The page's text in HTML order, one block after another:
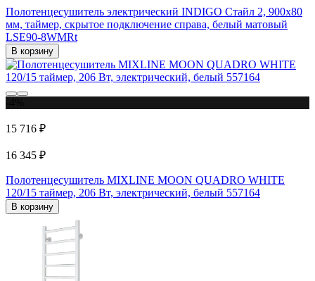
Полотенцесушитель электрический INDIGO Стайл 2, 900x80
мм, таймер, скрытое подключение справа, белый матовый
LSE90-8WMRt
В корзину
15 716 ₽
16 345 ₽
Полотенцесушитель MIXLINE MOON QUADRO WHITE
120/15 таймер, 206 Вт, электрический, белый 557164
В корзину